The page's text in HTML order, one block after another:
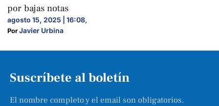
por bajas notas
agosto 15, 2025 | 16:08,
Por Javier Urbina
Suscríbete al boletín
El nombre completo y el email son obligatorios.